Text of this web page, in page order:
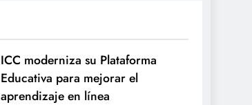
ICC moderniza su Plataforma
Educativa para mejorar el
aprendizaje en línea